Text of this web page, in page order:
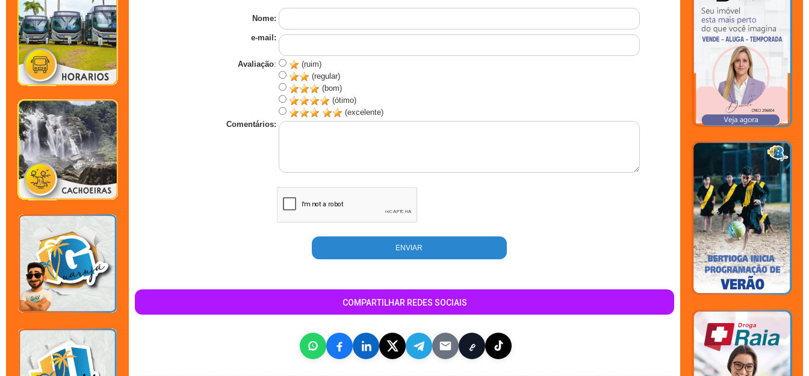
Nome:
e-mail:
Avaliação:
(ruim)
(regular)
(bom)
(ótimo)
(excelente)
Comentários:
COMPARTILHAR REDES SOCIAIS